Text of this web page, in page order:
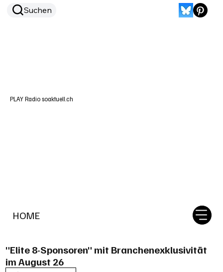
HOME
Suchen
PLAY Radio soaktuell.ch
"Elite 8-Sponsoren" mit Branchenexklusivität
im August 26